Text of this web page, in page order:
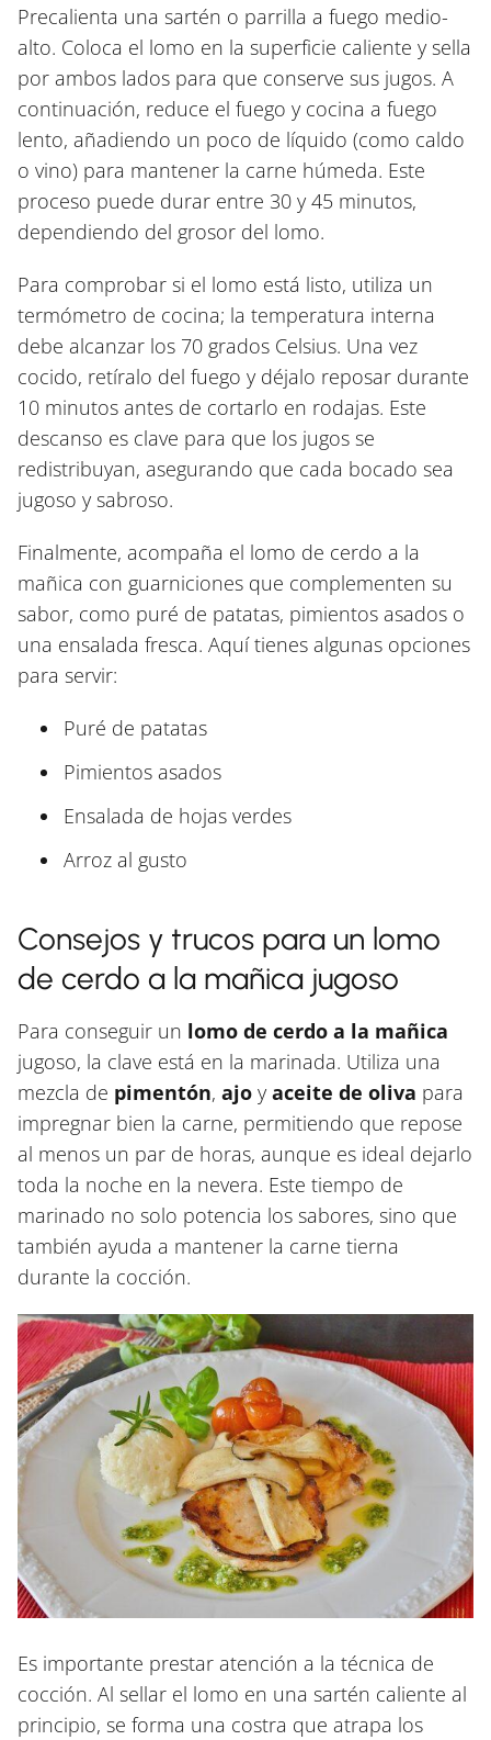
Precalienta una sartén o parrilla a fuego medio-
alto. Coloca el lomo en la superficie caliente y sella
por ambos lados para que conserve sus jugos. A
continuación, reduce el fuego y cocina a fuego
lento, añadiendo un poco de líquido (como caldo
o vino) para mantener la carne húmeda. Este
proceso puede durar entre 30 y 45 minutos,
dependiendo del grosor del lomo.
Para comprobar si el lomo está listo, utiliza un
termómetro de cocina; la temperatura interna
debe alcanzar los 70 grados Celsius. Una vez
cocido, retíralo del fuego y déjalo reposar durante
10 minutos antes de cortarlo en rodajas. Este
descanso es clave para que los jugos se
redistribuyan, asegurando que cada bocado sea
jugoso y sabroso.
Finalmente, acompaña el lomo de cerdo a la
mañica con guarniciones que complementen su
sabor, como puré de patatas, pimientos asados o
una ensalada fresca. Aquí tienes algunas opciones
para servir:
Puré de patatas
Pimientos asados
Ensalada de hojas verdes
Arroz al gusto
Consejos y trucos para un lomo
de cerdo a la mañica jugoso
Para conseguir un lomo de cerdo a la mañica
jugoso, la clave está en la marinada. Utiliza una
mezcla de pimentón, ajo yaceite de oliva para
impregnar bien la carne, permitiendo que repose
al menos un par de horas, aunque es ideal dejarlo
toda la noche en la nevera. Este tiempo de
marinado no solo potencia los sabores, sino que
también ayuda a mantener la carne tierna
durante la cocción.
Es importante prestar atención a la técnica de
cocción. Al sellar el lomo en una sartén caliente al
principio, se forma una costra que atrapa los